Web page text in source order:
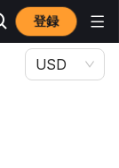
登録
USD